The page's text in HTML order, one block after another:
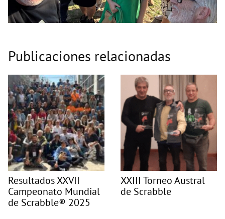
Publicaciones relacionadas
Resultados XXVII
Campeonato Mundial
de Scrabble® 2025
XXIII Torneo Austral
de Scrabble